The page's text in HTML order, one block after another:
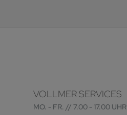
VOLLMER SERVICES
MO. - FR. // 7.00 - 17.00 UHR